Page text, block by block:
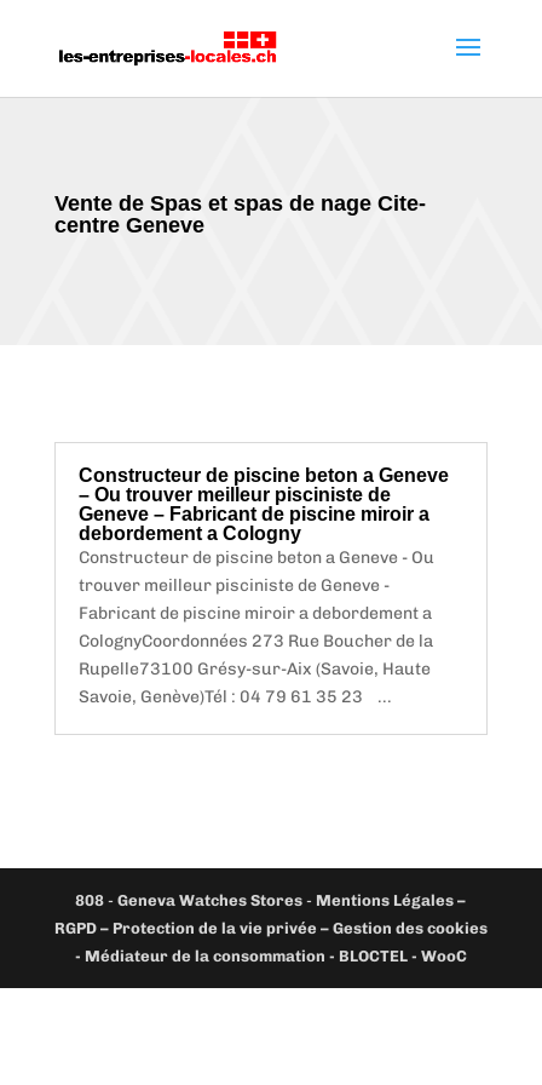
Vente de Spas et spas de nage Cite-
centre Geneve
Constructeur de piscine beton a Geneve
– Ou trouver meilleur pisciniste de
Geneve – Fabricant de piscine miroir a
debordement a Cologny
Constructeur de piscine beton a Geneve - Ou
trouver meilleur pisciniste de Geneve -
Fabricant de piscine miroir a debordement a
ColognyCoordonnées 273 Rue Boucher de la
Rupelle73100 Grésy-sur-Aix (Savoie, Haute
Savoie, Genève)Tél : 04 79 61 35 23 ...
808 -Geneva Watches Stores - Mentions Légales –
RGPD – Protection de la vie privée – Gestion des cookies
- Médiateur de la consommation - BLOCTEL - WooC